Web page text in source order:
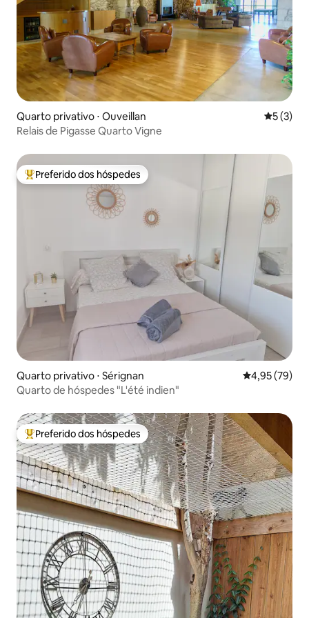
Quarto privativo ⋅ Ouveillan 5 de
5 (3)
Relais de Pigasse Quarto Vigne
Entre os melhores preferidos dos hóspedes
Preferido dos hóspedes
Quarto privativo ⋅ Sérignan 4,95 de uma
4,95 (79)
Quarto de hóspedes "L'été indien"
Entre os melhores preferidos dos hóspedes
Preferido dos hóspedes